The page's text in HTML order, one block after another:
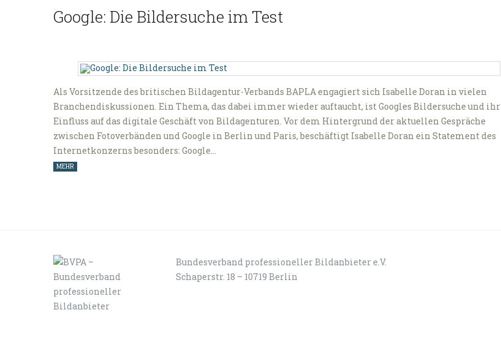
Google: Die Bildersuche im Test
Als Vorsitzende des britischen Bildagentur-Verbands BAPLA engagiert sich Isabelle Doran in vielen
Branchendiskussionen. Ein Thema, das dabei immer wieder auftaucht, ist Googles Bildersuche und ihr
Einfluss auf das digitale Geschäft von Bildagenturen. Vor dem Hintergrund der aktuellen Gespräche
zwischen Fotoverbänden und Google in Berlin und Paris, beschäftigt Isabelle Doran ein Statement des
Internetkonzerns besonders: Google…
MEHR
Bundesverband professioneller Bildanbieter e.V.
Schaperstr. 18 – 10719 Berlin